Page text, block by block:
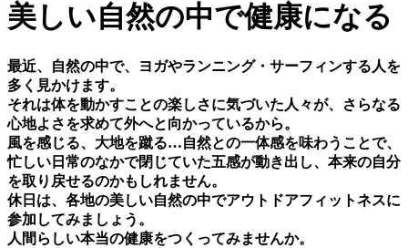
美しい⾃然の中で健康になる
最近、⾃然の中で、ヨガやランニング・サーフィンする⼈を
多く⾒かけます。
それは体を動かすことの楽しさに気づいた⼈々が、さらなる
⼼地よさを求めて外へと向かっているから。
⾵を感じる、⼤地を蹴る…⾃然との⼀体感を味わうことで、
忙しい⽇常のなかで閉じていた五感が動き出し、本来の⾃分
を取り戻せるのかもしれません。
休⽇は、各地の美しい⾃然の中でアウトドアフィットネスに
参加してみましょう。
⼈間らしい本当の健康をつくってみませんか。